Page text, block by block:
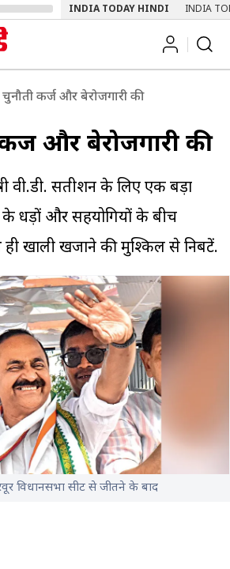
INDIA TODAY HINDI INDIA
चुनौती कर्ज और बेरोजगारी की
और बेरोजगारी की
वी.डी. सतीशन के लिए एक बड़ा
के धड़ों और सहयोगियों के बीच
खाली खजाने की मुश्किल से निबटें.
विधानसभा सीट से जीतने के बाद